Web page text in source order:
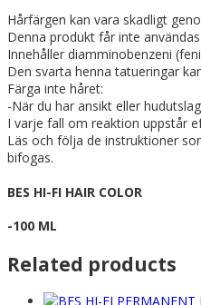
Hårfärgen kan vara skadligt
Denna produkt får inte
Innehåller diamminobenzeni
Den svarta henna tatueringar
Färga inte håret:
-När du har ansikt eller
I varje fall om reaktion uppstår
Läs och följa de instruktioner
bifogas.
BES HI-FI HAIR COLOR
-100 ML
Related products